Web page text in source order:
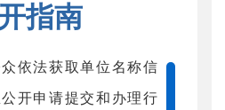
指南
法获取单位名称信
开申请提交和办理行